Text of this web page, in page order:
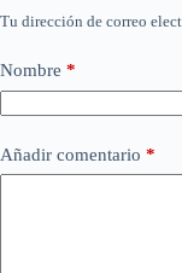
Tu dirección de correo
Nombre *
Añadir comentario *